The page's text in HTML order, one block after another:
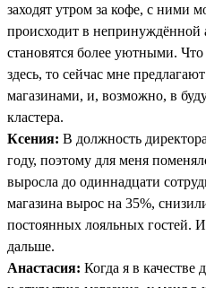
заходят утром за кофе, с ними
происходит в непринуждённой
становятся более уютными. Что
здесь, то сейчас мне
магазинами, и, возможно, в
кластера.
Ксения: В должность
году, поэтому для меня
выросла до одиннадцати
магазина вырос на 35%,
постоянных лояльных гостей. И
дальше.
Анастасия: Когда я в качестве